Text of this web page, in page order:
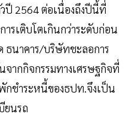
ปี 2564 ต่อเนื่องถึงปีนี้ที่
ารเติบโตเกินกว่าระดับก่อน
ธนาคาร/บริษัทชะลอการ
ากกิจกรรมทางเศรษฐกิจที่
กชำระหนี้ของธปท.จึงเป็น
ยนรถ